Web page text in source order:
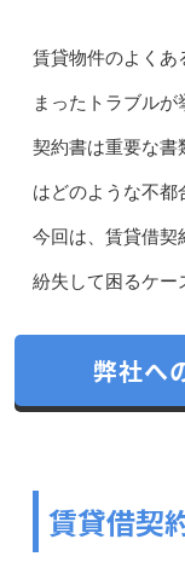
賃貸物件のよくあ
まったトラブルが
契約書は重要な書
はどのような不都
今回は、賃貸借契
紛失して困るケー
弊社へ
賃貸借契